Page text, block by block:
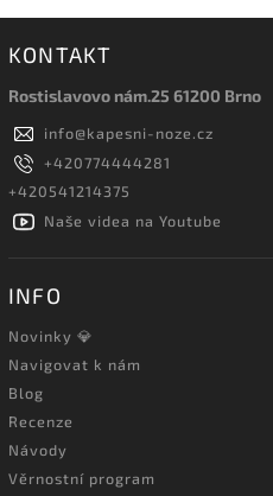
KONTAKT
Rostislavovo nám.25 61200 Brno
info@kapesni-noze.cz
+420774444281
+420541214375
Naše videa na Youtube
INFO
Novinky 💎
Navigovat k nám
Blog
Recenze
Návody
Věrnostní program